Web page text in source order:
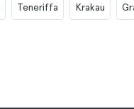
Teneriffa Krakau